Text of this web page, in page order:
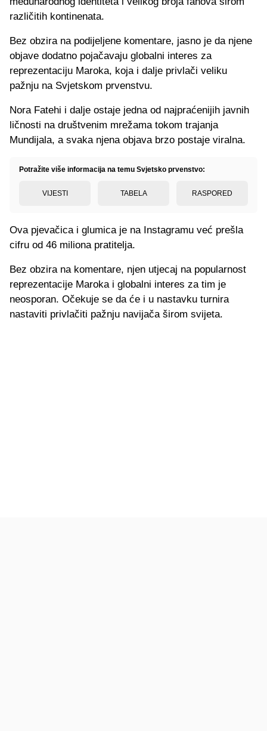
različitih kontinenata.
Bez obzira na podijeljene komentare, jasno je da njene
objave dodatno pojačavaju globalni interes za
reprezentaciju Maroka, koja i dalje privlači veliku
pažnju na Svjetskom prvenstvu.
Nora Fatehi i dalje ostaje jedna od najpraćenijih javnih
ličnosti na društvenim mrežama tokom trajanja
Mundijala, a svaka njena objava brzo postaje viralna.
Potražite više informacija na temu Svjetsko prvenstvo:
VIJESTI TABELA RASPORED
Ova pjevačica i glumica je na Instagramu već prešla
cifru od 46 miliona pratitelja.
Bez obzira na komentare, njen utjecaj na popularnost
reprezentacije Maroka i globalni interes za tim je
neosporan. Očekuje se da će i u nastavku turnira
nastaviti privlačiti pažnju navijača širom svijeta.